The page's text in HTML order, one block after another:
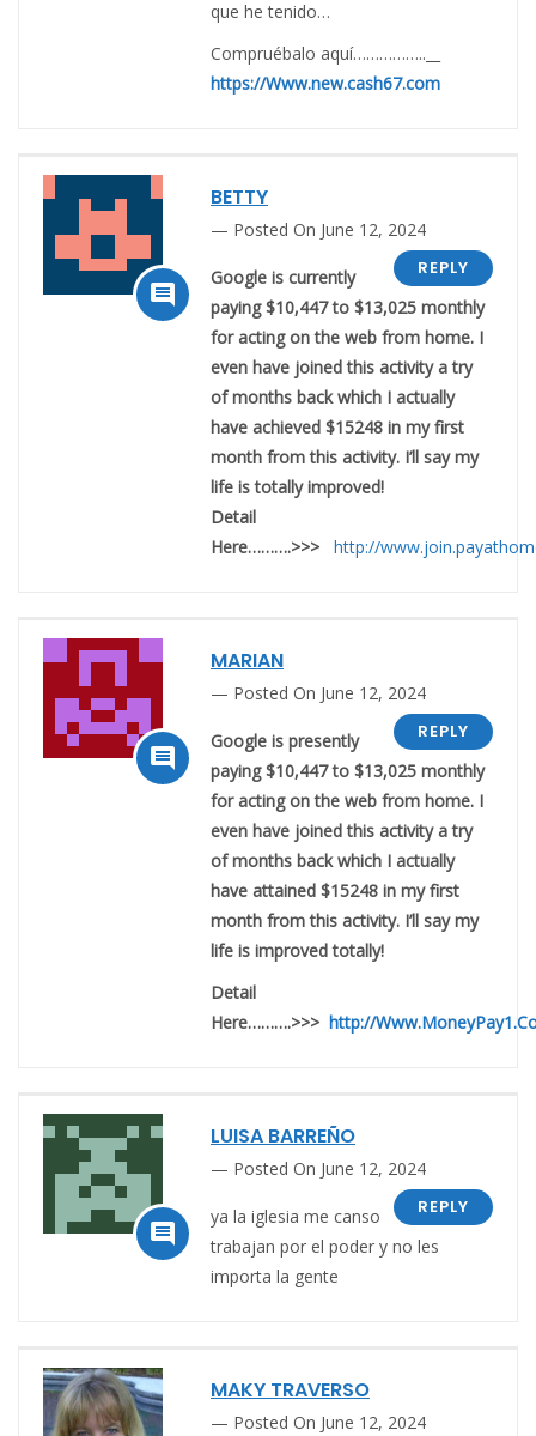
que he tenido…
Compruébalo aquí……………..__
https://Www.new.cash67.com

BETTY
Posted On June 12, 2024
REPLY
Google is currently
paying $10,447 to $13,025 monthly
for acting on the web from home. I
even have joined this activity a try
of months back which I actually
have achieved $15248 in my first
month from this activity. I’ll say my
life is totally improved!
Detail
Here……….>>> http://

MARIAN
Posted On June 12, 2024
REPLY
Google is presently
paying $10,447 to $13,025 monthly
for acting on the web from home. I
even have joined this activity a try
of months back which I actually
have attained $15248 in my first
month from this activity. I’ll say my
life is improved totally!
Detail
Here……….>>> http://

LUISA BARREÑO
Posted On June 12, 2024
REPLY
ya la iglesia me canso
trabajan por el poder y no les
importa la gente
MAKY TRAVERSO
Posted On June 12, 2024